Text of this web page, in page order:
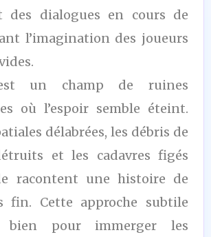
des dialogues en cours de
l’imagination des joueurs
est un champ de ruines
où l’espoir semble éteint.
délabrées, les débris de
et les cadavres figés
racontent une histoire de
fin. Cette approche subtile
bien pour immerger les